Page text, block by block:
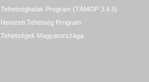
Tehetséghidak Program (TÁMOP 3.4.5)
Nemzeti Tehetség Program
Tehetségek Magyarországa